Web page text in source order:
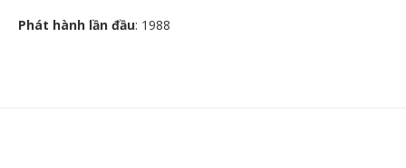
Phát hành lần đầu: 1988